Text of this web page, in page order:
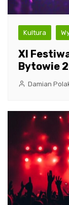
Kultura
XI
Bytowie
Damian